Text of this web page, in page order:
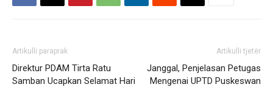
Artikulli paraprak
Direktur PDAM Tirta Ratu
Samban Ucapkan Selamat Hari
Artikulli tjetër
Janggal, Penjelasan Petugas
Mengenai UPTD Puskeswan